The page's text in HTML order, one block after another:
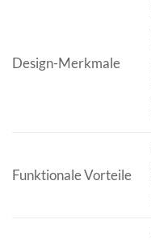
Design-Merkmale
Funktionale Vorteile